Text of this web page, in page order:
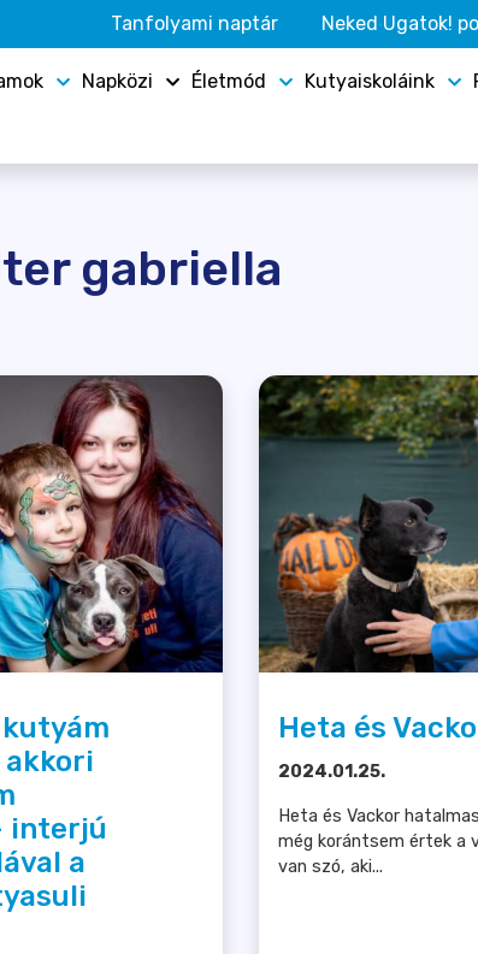
Tanfolyami naptár Neked Ugatok!
Napközi Életmód Kutyaiskoláink
gabriella
interjú
a
Heta és
2024.01.25.
Heta és Vackor
még korántsem értek a
van szó, aki...